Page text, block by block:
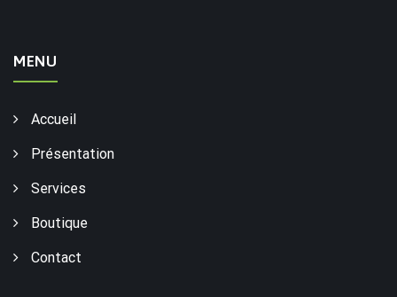
MENU
Accueil
Présentation
Services
Boutique
Contact